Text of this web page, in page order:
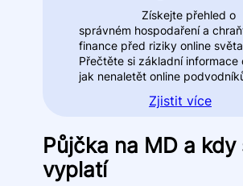
Získejte přehled o
správném hospodaření a
finance před riziky online
Přečtěte si základní informace
jak nenaletět online
Zjistit více
Půjčka na MD a kdy
vyplatí